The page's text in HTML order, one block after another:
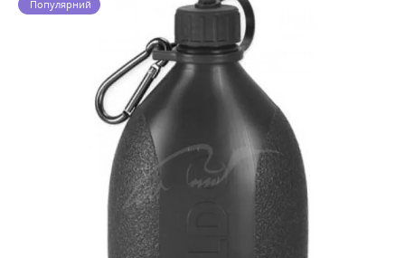
Популярний